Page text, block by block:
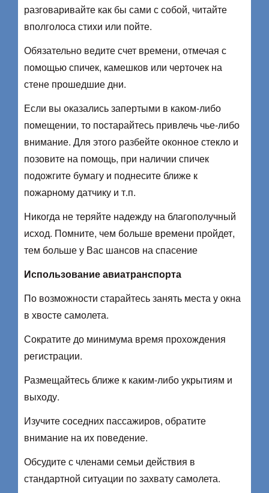
разговаривайте как бы сами с собой, читайте
вполголоса стихи или пойте.
Обязательно ведите счет времени, отмечая с
помощью спичек, камешков или черточек на
стене прошедшие дни.
Если вы оказались запертыми в каком-либо
помещении, то постарайтесь привлечь чье-либо
внимание. Для этого разбейте оконное стекло и
позовите на помощь, при наличии спичек
подожгите бумагу и поднесите ближе к
пожарному датчику и т.п.
Никогда не теряйте надежду на благополучный
исход. Помните, чем больше времени пройдет,
тем больше у Вас шансов на спасение
Использование авиатранспорта
По возможности старайтесь занять места у окна
в хвосте самолета.
Сократите до минимума время прохождения
регистрации.
Размещайтесь ближе к каким-либо укрытиям и
выходу.
Изучите соседних пассажиров, обратите
внимание на их поведение.
Обсудите с членами семьи действия в
стандартной ситуации по захвату самолета.